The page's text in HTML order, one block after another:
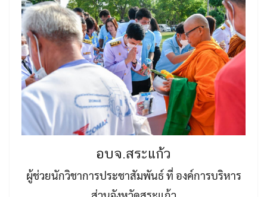
อบจ.สระแก้ว
ผู้ช่วยนักวิชาการประชาสัมพันธ์ ที่ องค์การบริหาร